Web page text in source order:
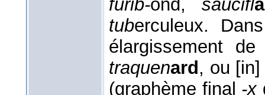
furib-ond,saucifl
tuberculeux.
élargissement
traquenard , ou
(graphème final -x